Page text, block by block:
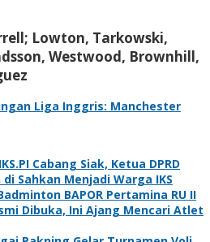
Lowton, Tarkowski,
Westwood, Brownhill,
Liga Inggris: Manchester
Cabang Siak, Ketua DPRD
Sahkan Menjadi Warga IKS
BAPOR Pertamina RU II
Dibuka, Ini Ajang Mencari Atlet